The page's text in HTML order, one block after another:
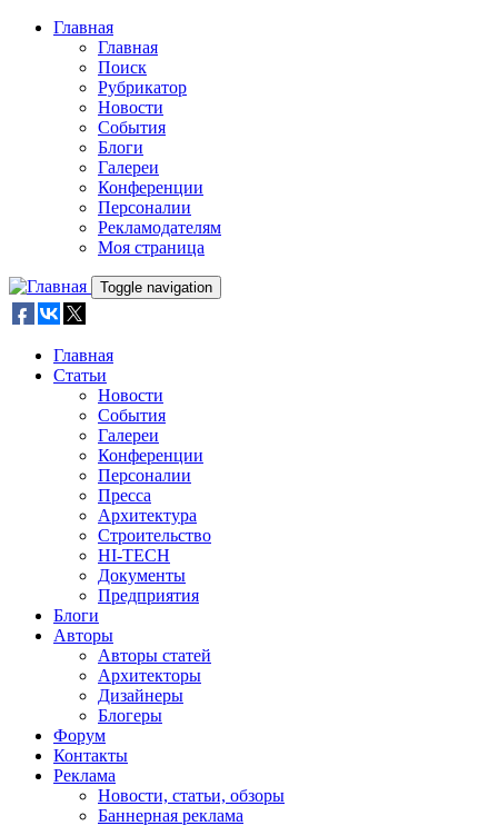
Skip to main content
Главная
Главная
Поиск
Рубрикатор
Новости
События
Блоги
Галереи
Конференции
Персоналии
Рекламодателям
Моя страница
Toggle navigation
Главная
Статьи
Новости
События
Галереи
Конференции
Персоналии
Пресса
Архитектура
Строительство
HI-TECH
Документы
Предприятия
Блоги
Авторы
Авторы статей
Архитекторы
Дизайнеры
Блогеры
Форум
Контакты
Реклама
Новости, статьи, обзоры
Баннерная реклама